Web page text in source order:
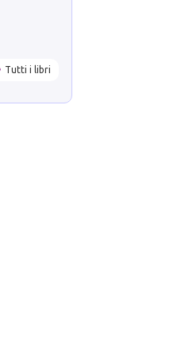
Tutti i libri